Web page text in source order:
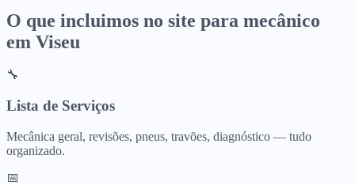
O que incluimos no site para mecânico
em Viseu
🔧
Lista de Serviços
Mecânica geral, revisões, pneus, travões, diagnóstico — tudo
organizado.
📅